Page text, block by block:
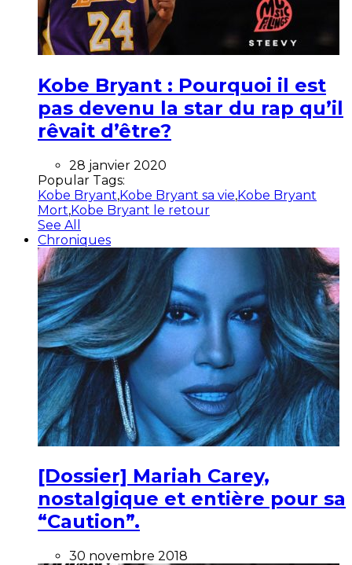
Kobe Bryant : Pourquoi il est
pas devenu la star du rap qu’il
rêvait d’être?
28 janvier 2020
Popular Tags:
Kobe Bryant,Kobe Bryant sa vie,Kobe Bryant
Mort,Kobe Bryant le retour
See All
Chroniques
[Dossier] Mariah Carey,
nostalgique et entière pour sa
“Caution”.
30 novembre 2018